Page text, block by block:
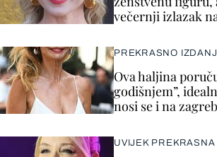
večernji izlazak
PREKRASNO
Ova haljina
godišnjem”,
nosi se i na
UVIJEK PREKRASNA